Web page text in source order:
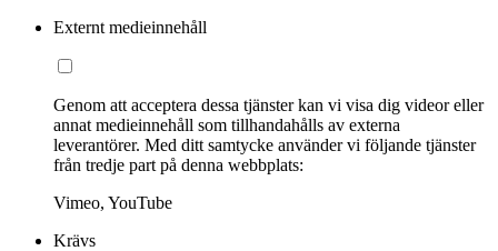
Externt medieinnehåll
Genom att acceptera dessa tjänster kan vi visa dig videor eller
annat medieinnehåll som tillhandahålls av externa
leverantörer. Med ditt samtycke använder vi följande tjänster
från tredje part på denna webbplats:
Vimeo, YouTube
Krävs